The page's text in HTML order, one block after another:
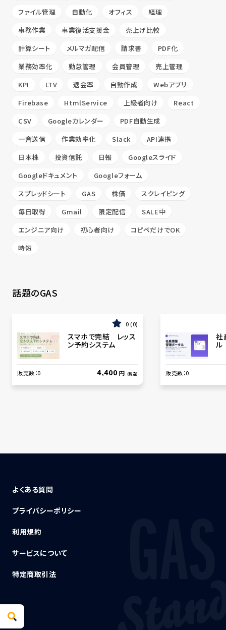
ファイル管理
自動化 オフィス
経理
事務作業
事業復活支援金
売上げ比較
計算シート
メルマガ配信 請求書
PDF化
業務効率化
勤怠管理 会員管理
売上管理
KPI
LTV 退会率 自動作成
Webアプリ
Firebase
HtmlService 上級者向け
React
CSV
Googleカレンダー
PDF自動生成
一斉送信
作業効率化 Slack
API連携
日本株
投資信託 日報
Googleスライド
Googleドキュメント
Googleフォーム
スプレッドシート
GAS 株価
スクレイピング
毎日取得
Gmail 限定配信
SALE中
エンジニア向け
初心者向け
コピペだけでOK
時短
話題のGAS
0 0
スマホで完結 レッス
ン予約システム
販売数：0 4,400 円 (税込)
社
ル
販売数：0
よくある質問
プライバシーポリシー
利用規約
サービスについて
特定商取引法